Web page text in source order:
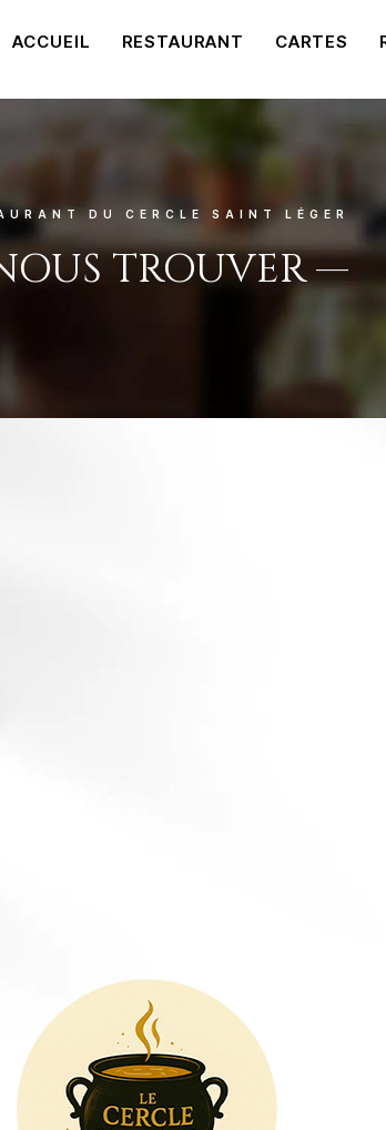
ACCUEIL RESTAURANT CARTES
DU CERCLE SAINT LÉGER
TROUVER—